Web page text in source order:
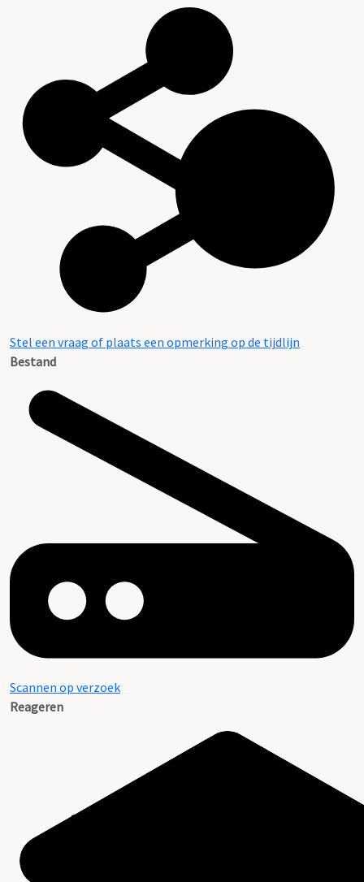
Stel een vraag of plaats een opmerking op de tijdlijn
Bestand
Scannen op verzoek
Reageren